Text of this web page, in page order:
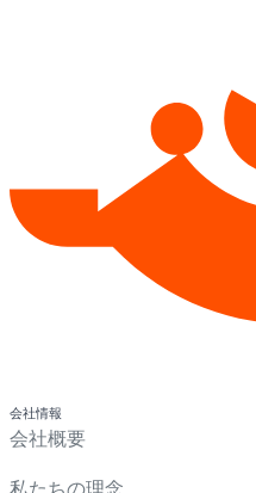
会社情報
会社概要